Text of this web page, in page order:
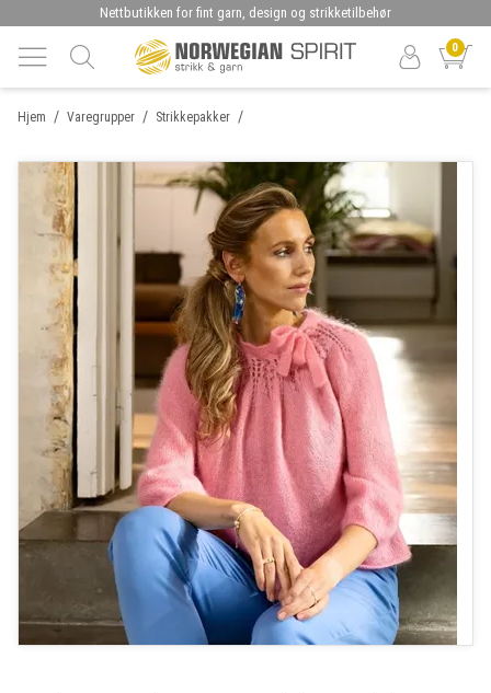
Nettbutikken for fint garn, design og strikketilbehør
0
/
Hjem /
Varegrupper /
Strikkepakker